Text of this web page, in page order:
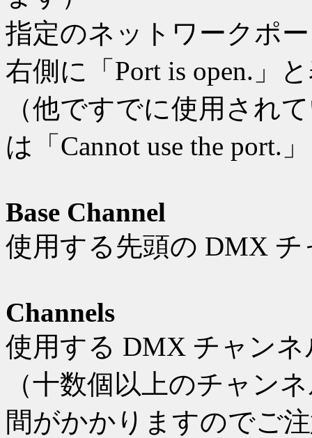
指定のネットワークポ
右側に「Port is open.」
（他ですでに使用され
は「Cannot use the port.
Base Channel
使用する先頭の DMX
Channels
使用する DMX チャン
（十数個以上のチャン
間がかかりますのでご